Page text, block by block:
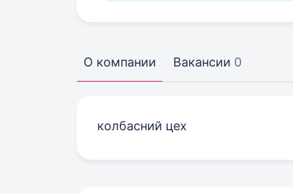
О компании Вакансии 0
колбасний цех